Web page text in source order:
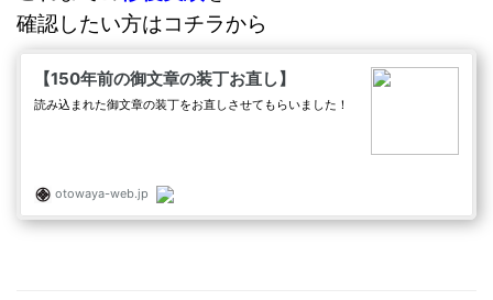
確認したい方はコチラから